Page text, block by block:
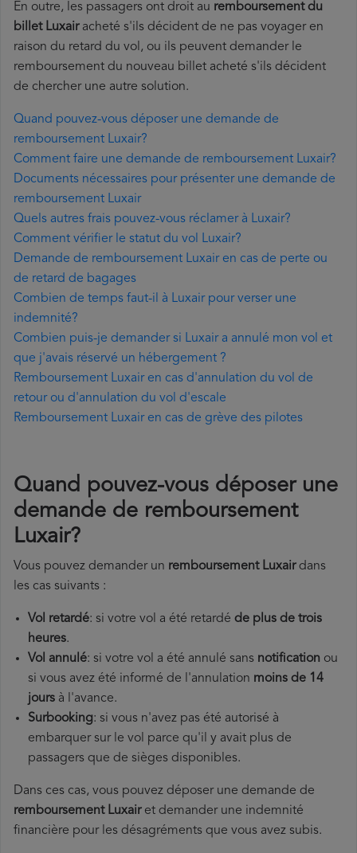
En outre, les passagers ont droit au remboursement du
billet Luxairacheté s'ils décident de ne pas voyager en
raison du retard du vol, ou ils peuvent demander le
remboursement du nouveau billet acheté s'ils décident
de chercher une autre solution.
Quand pouvez-vous déposer une demande de
remboursement Luxair?
Comment faire une demande de remboursement Luxair?
Documents nécessaires pour présenter une demande de
remboursement Luxair
Quels autres frais pouvez-vous réclamer à Luxair?
Comment vérifier le statut du vol Luxair?
Demande de remboursement Luxair en cas de perte ou
de retard de bagages
Combien de temps faut-il à Luxair pour verser une
indemnité?
Combien puis-je demander si Luxair a annulé mon vol et
que j'avais réservé un hébergement ?
Remboursement Luxair en cas d'annulation du vol de
retour ou d'annulation du vol d'escale
Remboursement Luxair en cas de grève des pilotes
Quand pouvez-vous déposer une
demande de remboursement
Luxair?
Vous pouvez demander un remboursement Luxairdans
les cas suivants :
Vol retardé: si votre vol a été retardé de plus de trois
heures.
Vol annulé: si votre vol a été annulé sans notification ou
si vous avez été informé de l'annulation moins de 14
jours à l'avance.
Surbooking: si vous n'avez pas été autorisé à
embarquer sur le vol parce qu'il y avait plus de
passagers que de sièges disponibles.
Dans ces cas, vous pouvez déposer une demande de
remboursement Luxairet demander une indemnité
financière pour les désagréments que vous avez subis.